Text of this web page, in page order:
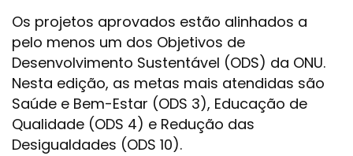
Os projetos aprovados estão alinhados a
pelo menos um dos Objetivos de
Desenvolvimento Sustentável (ODS) da ONU.
Nesta edição, as metas mais atendidas são
Saúde e Bem-Estar (ODS 3), Educação de
Qualidade (ODS 4) e Redução das
Desigualdades (ODS 10).